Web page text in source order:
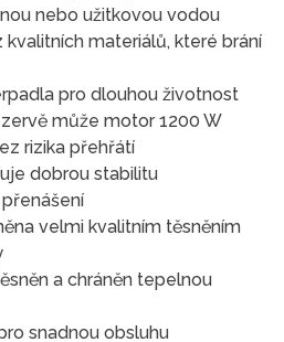
nebo užitkovou vodou
materiálů, které brání
pro dlouhou životnost
může motor 1200 W
rizika přehřátí
dobrou stabilitu
velmi kvalitním těsněním
a chráněn tepelnou
snadnou obsluhu